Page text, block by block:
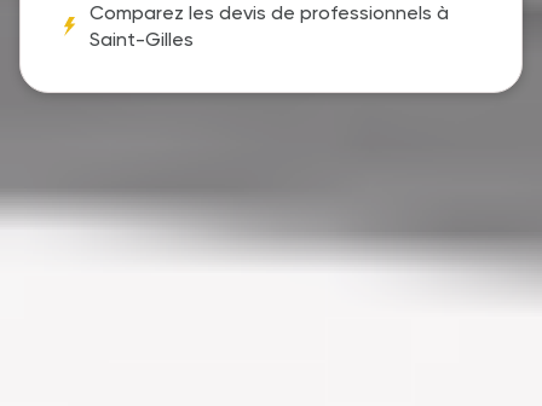
Comparez les devis de professionnels à
Saint-Gilles